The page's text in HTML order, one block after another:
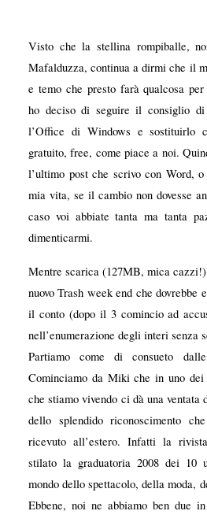
Visto che la stellina rompiballe,
Mafalduzza, continua a dirmi che il
e temo che presto farà qualcosa
ho deciso di seguire il consiglio
l’Office di Windows e sostituirlo
gratuito, free, come piace a noi.
l’ultimo post che scrivo con Word,
mia vita, se il cambio non dovesse
caso voi abbiate tanta ma tanta
dimenticarmi.
Mentre scarica (127MB, mica
nuovo Trash week end che dovrebbe
il conto (dopo il 3 comincio ad
nell’enumerazione degli interi senza
Partiamo come di consueto
Cominciamo da Miki che in uno dei
che stiamo vivendo ci dà una ventata
dello splendido riconoscimento
ricevuto all’estero. Infatti la
stilato la graduatoria 2008 dei 10
mondo dello spettacolo, della moda,
Ebbene, noi ne abbiamo ben due